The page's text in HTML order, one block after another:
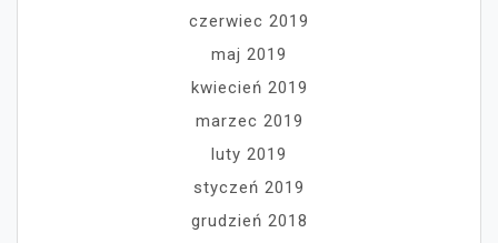
czerwiec 2019
maj 2019
kwiecień 2019
marzec 2019
luty 2019
styczeń 2019
grudzień 2018